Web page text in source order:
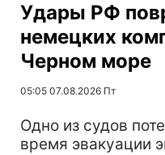
Удары РФ
немецких
Черном море
05:05 07.08.2026 Пт
Одно из судов
время эвакуации